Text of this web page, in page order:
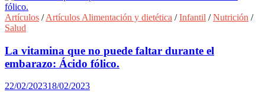
cuándo
podemos
hacer
masaje
a
nuestro
Artículos /Artículos Alimentación y dietética /Infantil /Nutrición /
Salud
La vitamina que no puede faltar durante el
embarazo: Ácido fólico.
22/02/202318/02/2023